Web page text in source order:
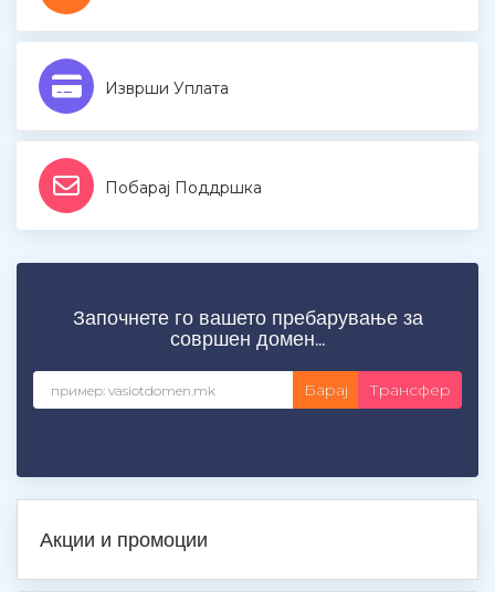
Изврши Уплата
Побарај Поддршка
Започнете го вашето пребарување за
совршен домен...
Акции и промоции